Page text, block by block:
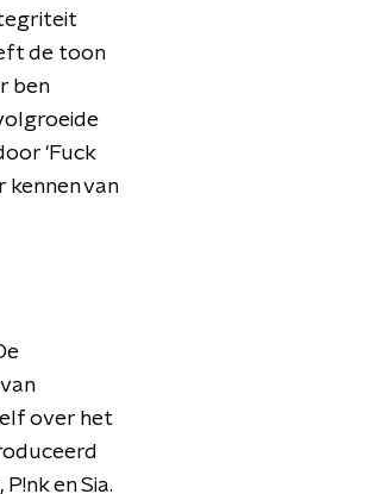
de toon
ben
'Fuck
kennen van
over het
en Sia.